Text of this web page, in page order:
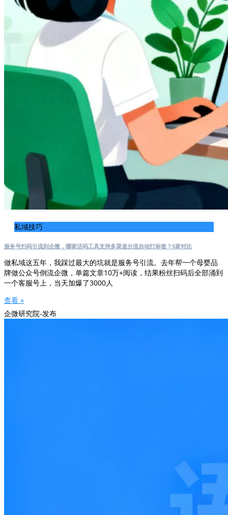
私域技巧
服务号扫码引流到企微，哪家活码工具支持多渠道分流自动打标签？5家对比
做私域这五年，我踩过最大的坑就是服务号引流。去年帮一个母婴品
牌做公众号倒流企微，单篇文章10万+阅读，结果粉丝扫码后全部涌到
一个客服号上，当天加爆了3000人
查看 »
企微研究院-发布